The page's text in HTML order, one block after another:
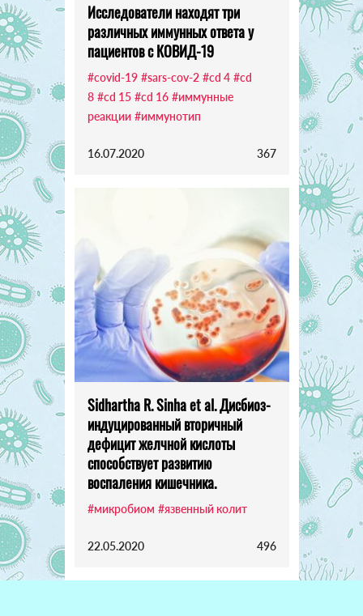
Исследователи находят три
различных иммунных ответа у
пациентов с КОВИД-19
#covid-19 #sars-cov-2 #cd 4 #cd
8 #cd 15 #cd 16 #иммунные
реакции #иммунотип
16.07.2020 367
Sidhartha R. Sinha et al. Дисбиоз-
индуцированный вторичный
дефицит желчной кислоты
способствует развитию
воспаления кишечника.
#микробиом #язвенный колит
22.05.2020 496